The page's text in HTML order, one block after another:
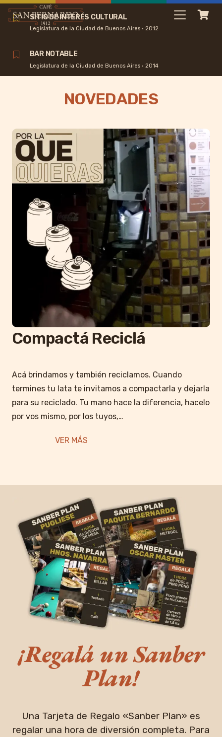
SITIO DE INTERÉS CULTURAL
Legislatura de la Ciudad de Buenos Aires • 2012
BAR NOTABLE
Legislatura de la Ciudad de Buenos Aires • 2014
NOVEDADES
Compactá Reciclá
Acá brindamos y también reciclamos. Cuando
termines tu lata te invitamos a compactarla y dejarla
para su reciclado. Tu mano hace la diferencia, hacelo
por vos mismo, por los tuyos,…
VER MÁS
¡Regalá un Sanber
Plan!
Una Tarjeta de Regalo «Sanber Plan» es
regalar una hora de diversión completa. Para